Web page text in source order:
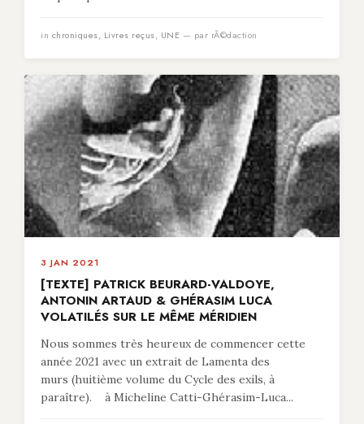
in chroniques, Livres reçus, UNE — par rÃ©daction
3 JAN 2021
[TEXTE] PATRICK BEURARD-VALDOYE,
ANTONIN ARTAUD & GHÉRASIM LUCA
VOLATILÉS SUR LE MÊME MÉRIDIEN
Nous sommes très heureux de commencer cette
année 2021 avec un extrait de Lamenta des
murs (huitième volume du Cycle des exils, à
paraître). à Micheline Catti-Ghérasim-Luca...